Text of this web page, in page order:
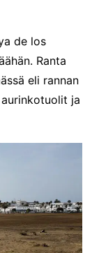
de los
Ranta
eli rannan
ja